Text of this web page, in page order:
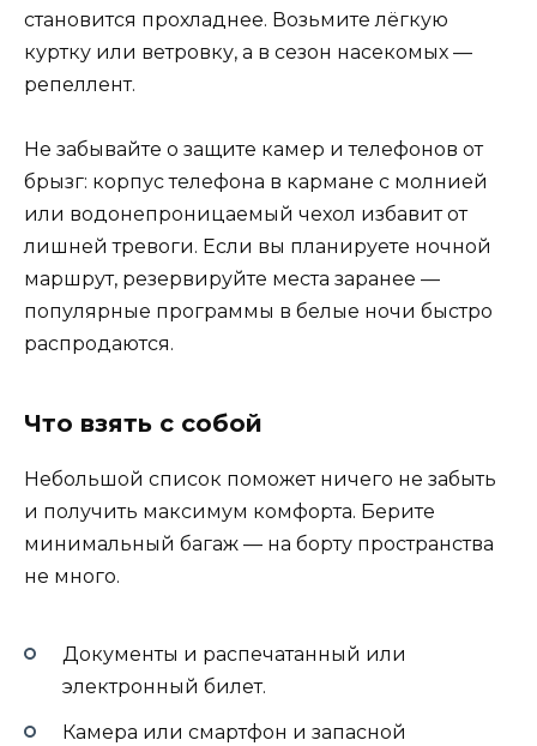
становится прохладнее. Возьмите лёгкую
куртку или ветровку, а в сезон насекомых —
репеллент.
Не забывайте о защите камер и телефонов от
брызг: корпус телефона в кармане с молнией
или водонепроницаемый чехол избавит от
лишней тревоги. Если вы планируете ночной
маршрут, резервируйте места заранее —
популярные программы в белые ночи быстро
распродаются.
Что взять с собой
Небольшой список поможет ничего не забыть
и получить максимум комфорта. Берите
минимальный багаж — на борту пространства
не много.
Документы и распечатанный или
электронный билет.
Камера или смартфон и запасной